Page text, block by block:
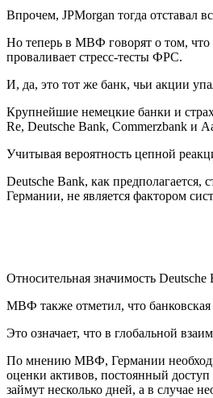
Впрочем, JPMorgan тогда отставал
Но теперь в МВФ говорят о том, что
проваливает стресс-тесты ФРС.
И, да, это тот же банк, чьи акции
Крупнейшие немецкие банки и
Re, Deutsche Bank, Commerzbank и
Учитывая вероятность цепной
Deutsche Bank, как
Германии, не является фактором
Относительная значимость
МВФ также отметил, что
Это означает, что в глобальной
По мнению МВФ, Германии
оценки активов, постоянный
займут несколько дней, а в случае